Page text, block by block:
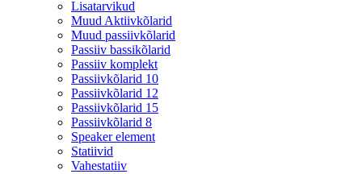
Lisatarvikud
Muud Aktiivkõlarid
Muud passiivkõlarid
Passiiv bassikõlarid
Passiiv komplekt
Passiivkõlarid 10
Passiivkõlarid 12
Passiivkõlarid 15
Passiivkõlarid 8
Speaker element
Statiivid
Vahestatiiv